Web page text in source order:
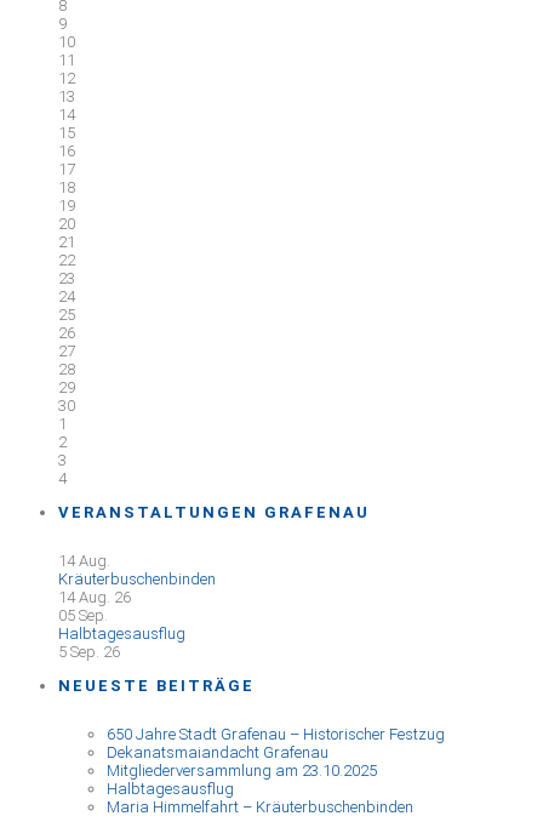
8
9
10
11
12
13
14
15
16
17
18
19
20
21
22
23
24
25
26
27
28
29
30
1
2
3
4
VERANSTALTUNGEN GRAFENAU
14 Aug.
Kräuterbuschenbinden
14 Aug. 26
05 Sep.
Halbtagesausflug
5 Sep. 26
NEUESTE BEITRÄGE
650 Jahre Stadt Grafenau – Historischer Festzug
Dekanatsmaiandacht Grafenau
Mitgliederversammlung am 23.10.2025
Halbtagesausflug
Maria Himmelfahrt – Kräuterbuschenbinden